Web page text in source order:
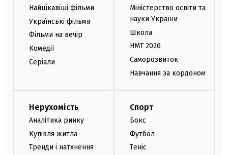
Найцікавіші фільми
Українські фільми
Фільми на вечір
Комедії
Серіали
Міністерство освіти та
науки України
Школа
НМТ 2026
Саморозвиток
Навчання за кордоном
Нерухомість
Аналітика ринку
Купівля житла
Тренди і натхнення
Спорт
Бокс
Футбол
Теніс